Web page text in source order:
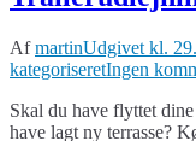
AfmartinUdgivet kl.
kategoriseretIngen
Skal du have flyttet
have lagt ny terrasse?